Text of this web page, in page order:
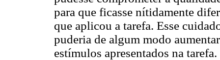
para que ficasse nítidamente
que aplicou a tarefa. Esse
puderia de algum modo
estímulos apresentados na tarefa.